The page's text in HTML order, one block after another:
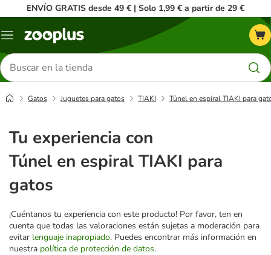
ENVÍO GRATIS desde 49 € | Solo 1,99 € a partir de 29 €
Menú
Buscar
productos
Gatos Juguetes para gatos TIAKI Túnel en espiral TIAKI para
Tu experiencia con
Túnel en espiral TIAKI para
gatos
¡Cuéntanos tu experiencia con este producto! Por favor, ten en
cuenta que todas las valoraciones están sujetas a moderación para
evitar lenguaje inapropiado. Puedes encontrar más información en
nuestra política de protección de datos.